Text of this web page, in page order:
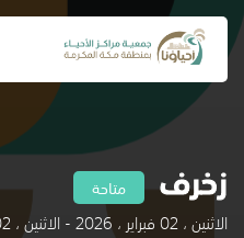
زخرف متاحة
الاثنين ، 02 فبراير ، 2026 - الاثنين ، 02 فبراير ، 2026